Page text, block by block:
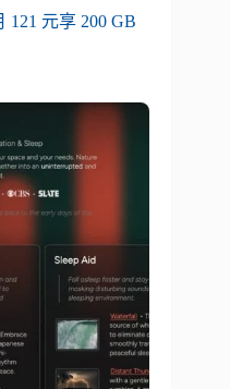
121 元享 200 GB